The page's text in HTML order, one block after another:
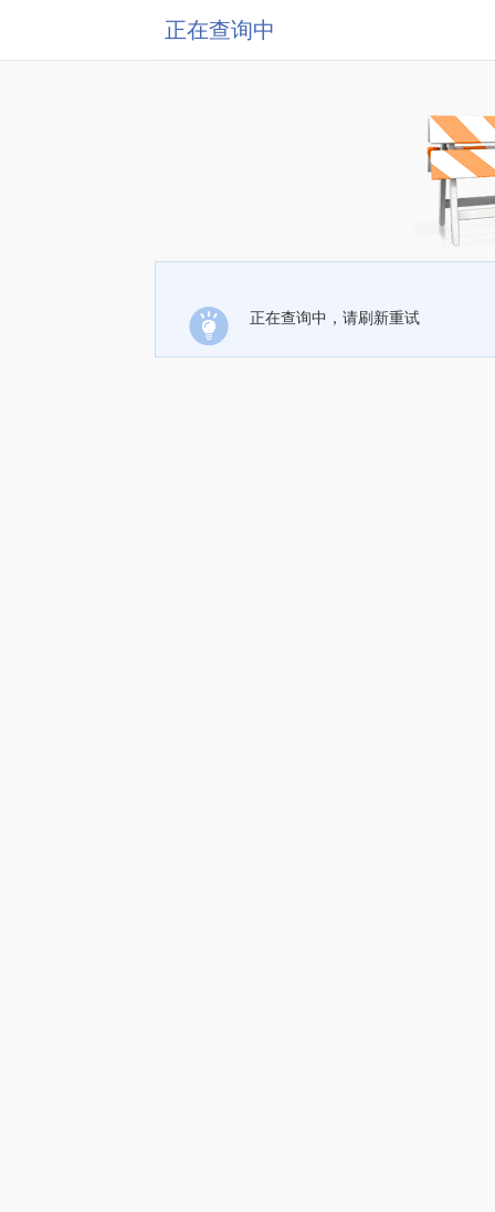
正在查询中
正在查询中，请刷新重试